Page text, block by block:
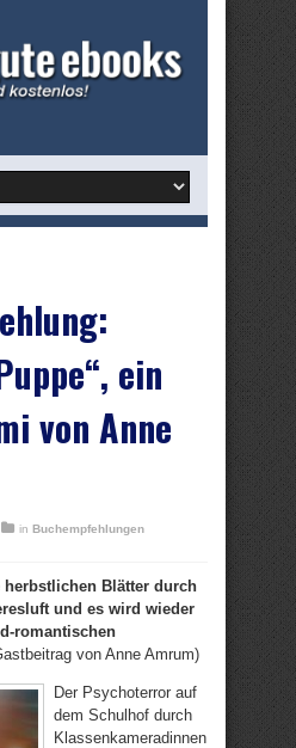
ein
von Anne
in Buchempfehlungen
herbstlichen Blätter durch
und es wird wieder
romantischen
von Anne Amrum)
Der Psychoterror auf
dem Schulhof durch
Klassenkameradinnen